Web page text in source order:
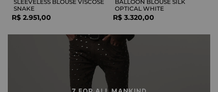
SLEEVELESS BLOUSE VISCOSE
SNAKE
R$ 2.951,00
BALLOON BLOUSE SILK
OPTICAL WHITE
R$ 3.320,00